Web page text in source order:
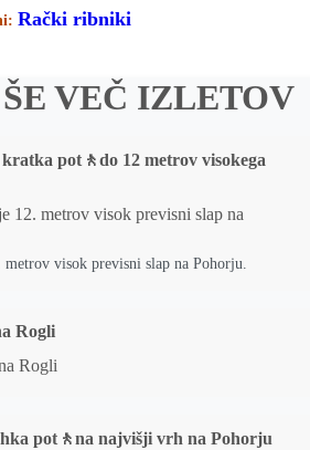
Rački ribniki
VEČ IZLETOV
pot🚶do 12 metrov visokega
visok previsni slap na Pohorju.
Rogli
pot🚶na najvišji vrh na Pohorju